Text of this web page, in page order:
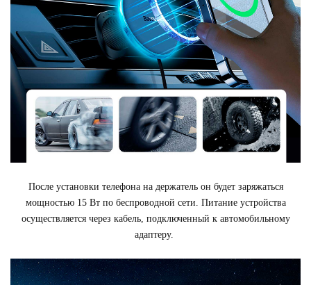
После установки телефона на держатель он будет заряжаться
мощностью 15 Вт по беспроводной сети. Питание устройства
осуществляется через кабель, подключенный к автомобильному
адаптеру.